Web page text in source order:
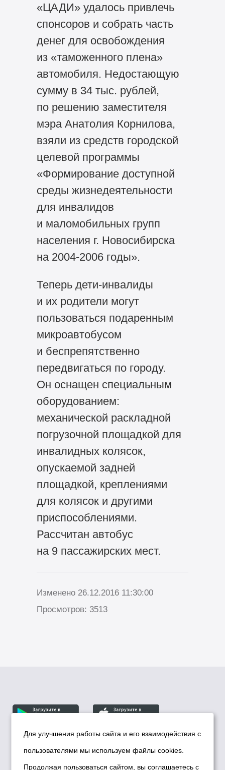
«ЦАДИ» удалось привлечь
спонсоров и собрать часть
денег для освобождения
из «таможенного плена»
автомобиля. Недостающую
сумму в 34 тыс. рублей,
по решению заместителя
мэра Анатолия Корнилова,
взяли из средств городской
целевой программы
«Формирование доступной
среды жизнедеятельности
для инвалидов
и маломобильных групп
населения г. Новосибирска
на 2004-2006 годы».
Теперь дети-инвалиды
и их родители могут
пользоваться подаренным
микроавтобусом
и беспрепятственно
передвигаться по городу.
Он оснащен специальным
оборудованием:
механической раскладной
погрузочной площадкой для
инвалидных колясок,
опускаемой задней
площадкой, креплениями
для колясок и другими
приспособлениями.
Рассчитан автобус
на 9 пассажирских мест.
Изменено 26.12.2016 11:30:00
Просмотров: 3513
© Департамент информационной политики мэрии
города Новосибирска, 2026
Для улучшения работы сайта и его взаимодействия с
пользователями мы используем файлы cookies.
Продолжая пользоваться сайтом, вы соглашаетесь с